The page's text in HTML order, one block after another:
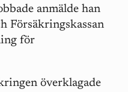
anmälde han
Försäkringskassan
för
överklagade